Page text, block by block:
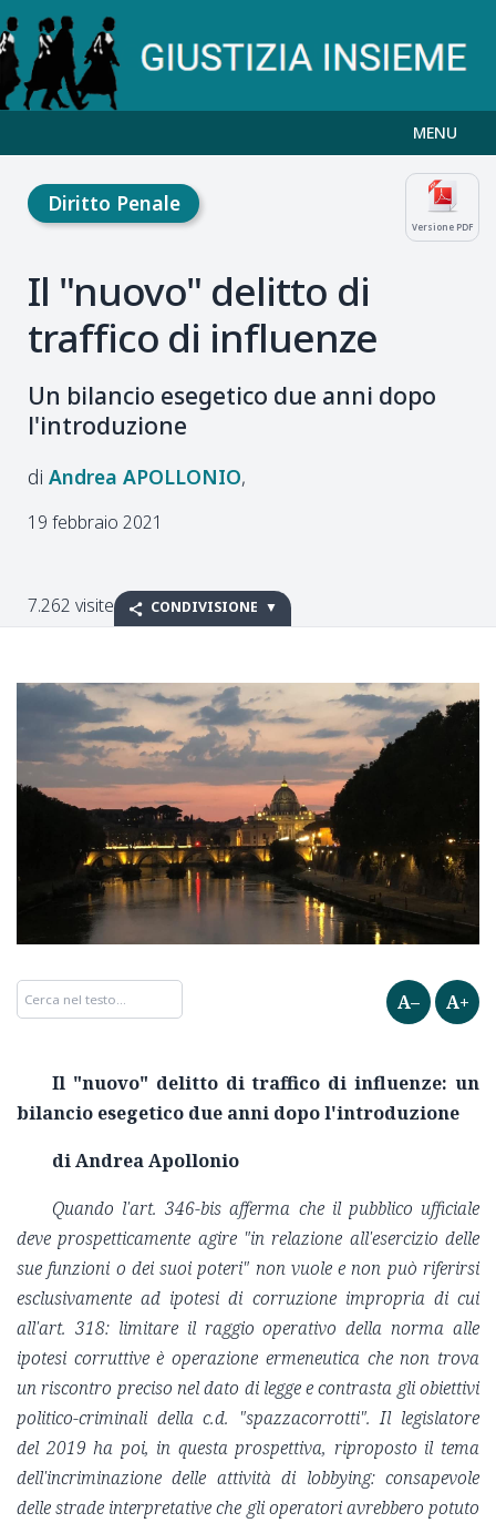
MENU
Versione PDF
Diritto Penale
Il "nuovo" delitto di
traffico di influenze
Un bilancio esegetico due anni dopo
l'introduzione
Andrea APOLLONIO
19 febbraio 2021
7.262 visite CONDIVISIONE
A– A+
Il "nuovo" delitto di traffico di influenze: un
bilancio esegetico due anni dopo l'introduzione
di Andrea Apollonio
Quando l'art. 346-bis afferma che il pubblico ufficiale
deve prospetticamente agire "in relazione all'esercizio delle
sue funzioni o dei suoi poteri" non vuole e non può riferirsi
esclusivamente ad ipotesi di corruzione impropria di cui
all'art. 318: limitare il raggio operativo della norma alle
ipotesi corruttive è operazione ermeneutica che non trova
un riscontro preciso nel dato di legge e contrasta gli obiettivi
politico-criminali della c.d. "spazzacorrotti". Il legislatore
del 2019 ha poi, in questa prospettiva, riproposto il tema
dell'incriminazione delle attività di lobbying: consapevole
delle strade interpretative che gli operatori avrebbero potuto